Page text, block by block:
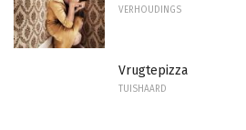
VERHOUDINGS
Vrugtepizza
TUISHAARD